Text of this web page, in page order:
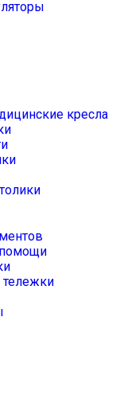
кресла
тележки